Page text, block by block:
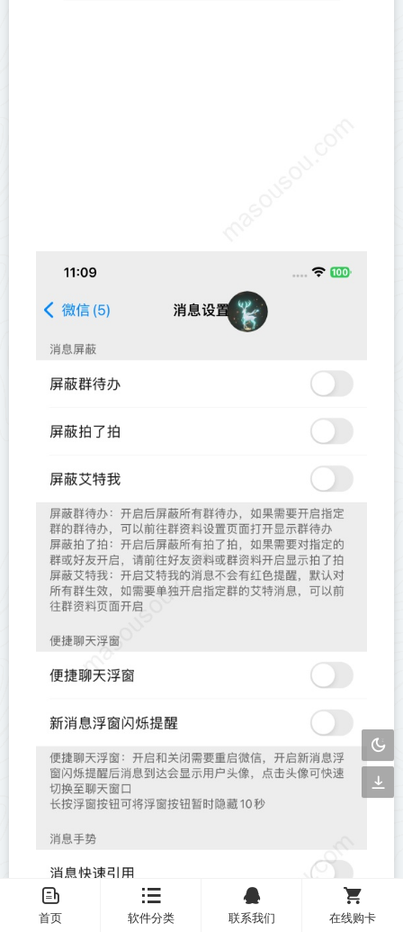
󦤹
首页
󦏉
软件分类
󦗙
联系我们
󦐹
在线购卡